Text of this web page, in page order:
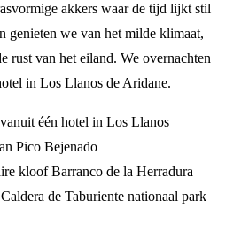
akkers waar de tijd lijkt stil
genieten we van het milde klimaat,
rust van het eiland. We overnachten
in Los Llanos de Aridane.
één hotel in Los Llanos
Pico Bejenado
kloof Barranco de la Herradura
de Taburiente nationaal park